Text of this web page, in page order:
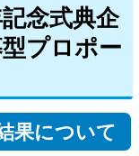
念式典企
プロポー
果について